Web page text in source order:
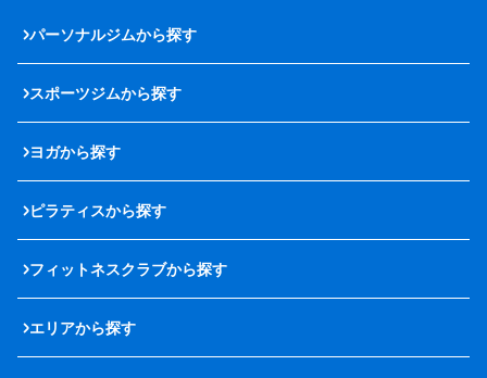
パーソナルジムから探す
スポーツジムから探す
ヨガから探す
ピラティスから探す
フィットネスクラブから探す
エリアから探す